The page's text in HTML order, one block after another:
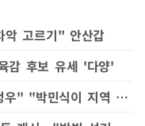
악 고르기" 안산갑
감 후보 유세 '다양'
[르포 격전지]"전재수 잘했으니 하정우" "박민식이 지역 잘 알고 잘해" "한동훈같은 거물 놓쳐선 안돼"